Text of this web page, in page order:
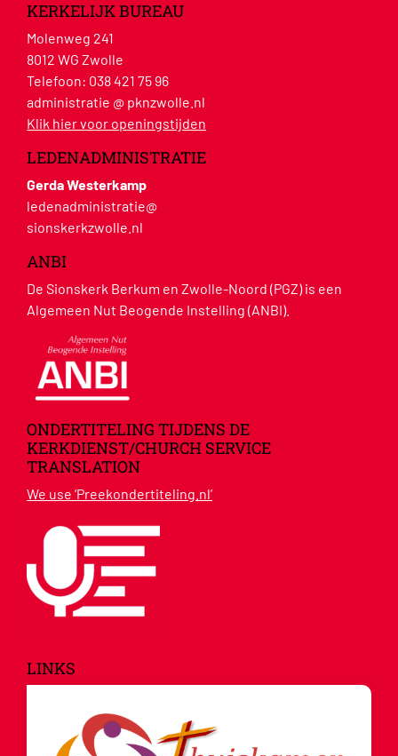
KERKELIJK BUREAU
Molenweg 241
8012 WG Zwolle
Telefoon: 038 421 75 96
administratie @ pknzwolle.nl
Klik hier voor openingstijden
LEDENADMINISTRATIE
Gerda Westerkamp
ledenadministratie@
sionskerkzwolle.nl
ANBI
De Sionskerk Berkum en Zwolle-Noord (PGZ) is een
Algemeen Nut Beogende Instelling (ANBI).
ONDERTITELING TIJDENS DE
KERKDIENST/CHURCH SERVICE
TRANSLATION
We use ‘Preekondertiteling.nl’
LINKS